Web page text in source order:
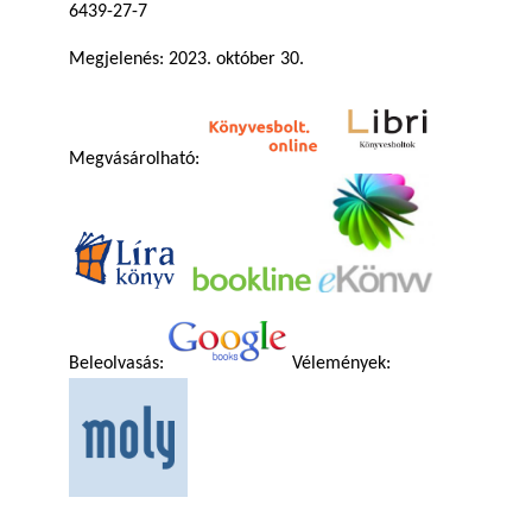
6439-27-7
Megjelenés: 2023. október 30.
Megvásárolható:
Beleolvasás: Vélemények: